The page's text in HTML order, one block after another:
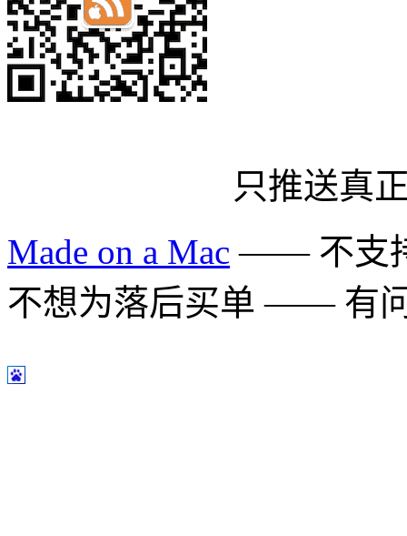
只推送真
Made on a Mac —— 不支
不想为落后买单 —— 有